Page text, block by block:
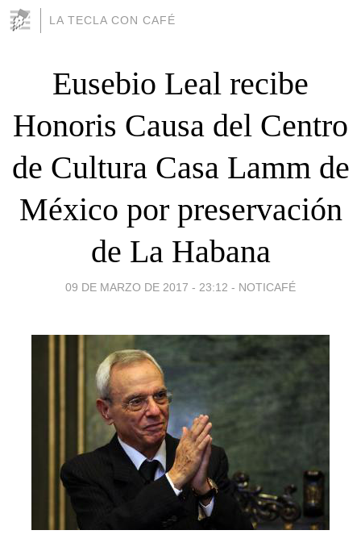
LA TECLA CON CAFÉ
Eusebio Leal recibe
Honoris Causa del Centro
de Cultura Casa Lamm de
México por preservación
de La Habana
09 DE MARZO DE 2017 - 23:12 - NOTICAFÉ